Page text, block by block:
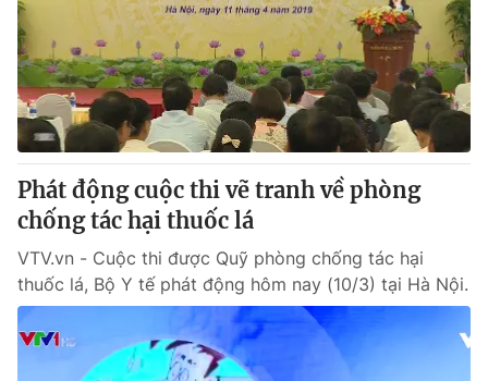
Phát động cuộc thi vẽ tranh về phòng
chống tác hại thuốc lá
VTV.vn - Cuộc thi được Quỹ phòng chống tác hại
thuốc lá, Bộ Y tế phát động hôm nay (10/3) tại Hà Nội.